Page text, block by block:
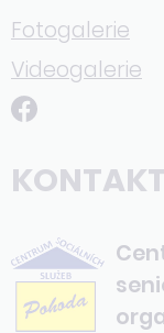
Fotogalerie
Videogalerie